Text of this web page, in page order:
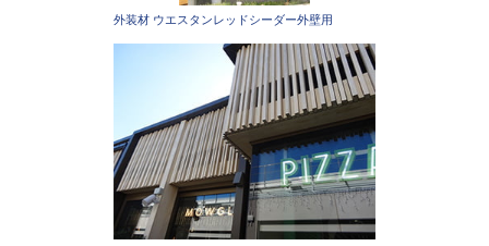
外装材 ウエスタンレッドシーダー外壁用